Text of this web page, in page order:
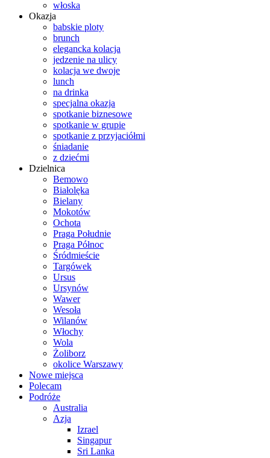
włoska
Okazja
babskie ploty
brunch
elegancka kolacja
jedzenie na ulicy
kolacja we dwoje
lunch
na drinka
specjalna okazja
spotkanie biznesowe
spotkanie w grupie
spotkanie z przyjaciółmi
śniadanie
z dziećmi
Dzielnica
Bemowo
Białolęka
Bielany
Mokotów
Ochota
Praga Południe
Praga Północ
Śródmieście
Targówek
Ursus
Ursynów
Wawer
Wesoła
Wilanów
Włochy
Wola
Żoliborz
okolice Warszawy
Nowe miejsca
Polecam
Podróże
Australia
Azja
Izrael
Singapur
Sri Lanka